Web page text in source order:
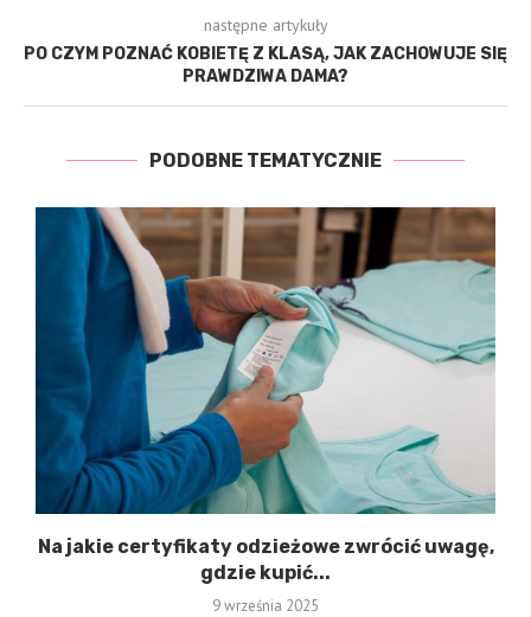
następne artykuły
PO CZYM POZNAĆ KOBIETĘ Z KLASĄ, JAK ZACHOWUJE SIĘ
PRAWDZIWA DAMA?
PODOBNE TEMATYCZNIE
Na jakie certyfikaty odzieżowe zwrócić uwagę,
gdzie kupić...
9 września 2025